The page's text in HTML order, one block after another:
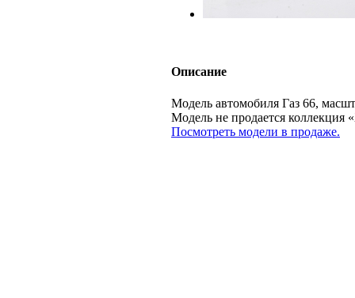
Описание
Модель автомобиля Газ 66,
Модель не продается
Посмотреть модели в продаже.